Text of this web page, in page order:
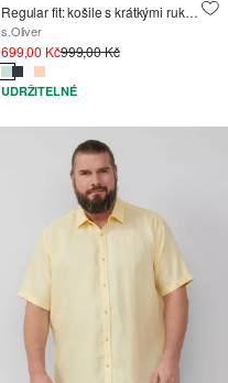
Regular fit: košile s krátkými rukávy, texturovanými pruhy a límcem Kent
s.Oliver
699,00 Kč999,00 Kč
UDRŽITELNÉ